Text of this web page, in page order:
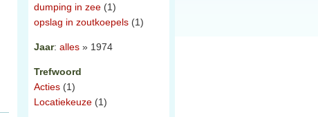
dumping in zee (1)
opslag in zoutkoepels (1)
Jaar: alles » 1974
Trefwoord
Acties (1)
Locatiekeuze (1)